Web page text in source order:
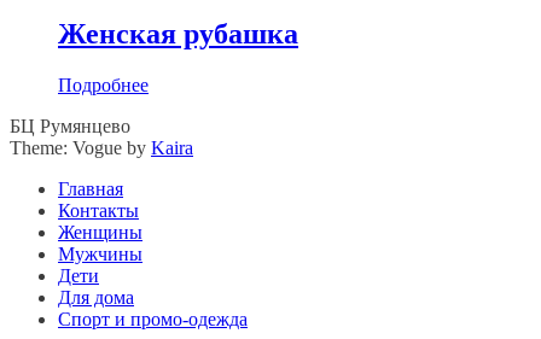
Женская рубашка
Подробнее
БЦ Румянцево
Theme: Vogue by Kaira
Главная
Контакты
Женщины
Мужчины
Дети
Для дома
Спорт и промо-одежда